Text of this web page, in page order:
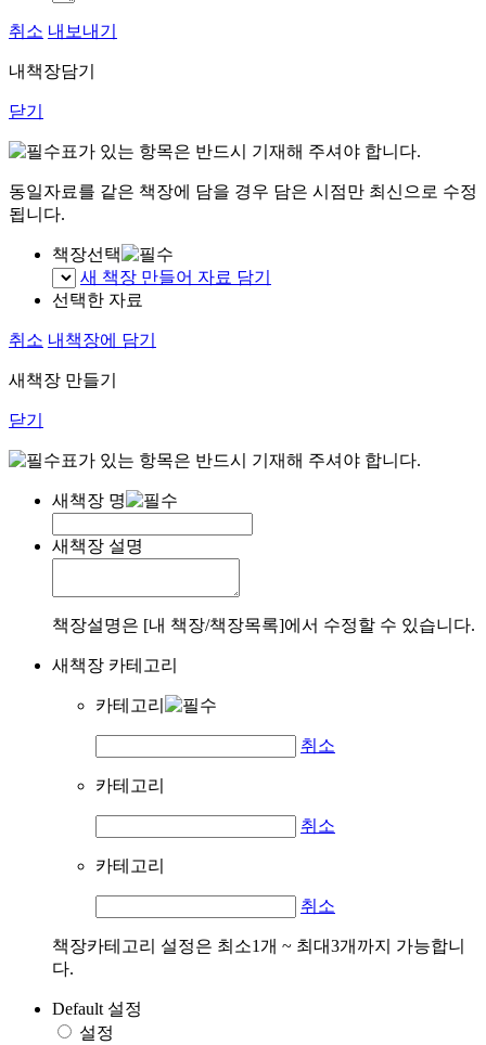
취소 내보내기
내책장담기
닫기
표가 있는 항목은 반드시 기재해 주셔야 합니다.
동일자료를 같은 책장에 담을 경우 담은 시점만 최신으로 수정
됩니다.
책장선택
새 책장 만들어 자료 담기
선택한 자료
취소 내책장에 담기
새책장 만들기
닫기
표가 있는 항목은 반드시 기재해 주셔야 합니다.
새책장 명
새책장 설명
책장설명은 [내 책장/책장목록]에서 수정할 수 있습니다.
새책장 카테고리
카테고리
취소
카테고리
취소
카테고리
취소
책장카테고리 설정은 최소1개 ~ 최대3개까지 가능합니
다.
Default 설정
설정